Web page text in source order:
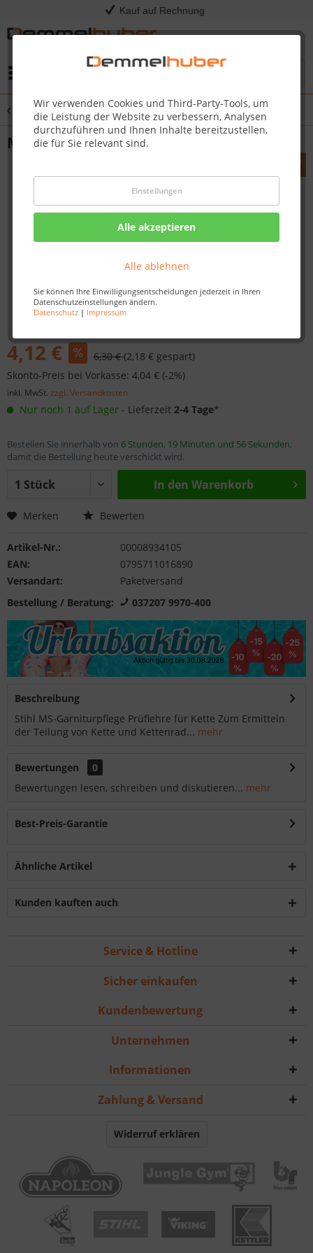
Kauf auf Rechnung
Wir verwenden Cookies und Third-Party-Tools, um
die Leistung der Website zu verbessern, Analysen
durchzuführen und Ihnen Inhalte bereitzustellen,
die für Sie relevant sind.
Einstellungen
Alle akzeptieren
Alle ablehnen
Sie können Ihre Einwilligungsentscheidungen jederzeit in Ihren
Datenschutzeinstellungen ändern.
Datenschutz| Impressum
Übersicht Werkzeug für die Garniturpflege
MS-Garniturpflege Prüflehre für Kette
4,12 € 6,30 €(2,18 € gespart)
Skonto-Preis bei Vorkasse: 4,04 € (-2%)
inkl. MwSt. zzgl. Versandkosten
Nur noch 1 auf Lager - Lieferzeit 2-4 Tage*
Bestellen Sie innerhalb von 6 Stunden, 19 Minuten und 56 Sekunden,
damit die Bestellung heute verschickt wird.
In den Warenkorb
Merken Bewerten
Artikel-Nr.:
00008934105
EAN:
0795711016890
Versandart:
Paketversand
Bestellung / Beratung:
037207 9970-400
Beschreibung
Stihl MS-Garniturpflege Prüflehre für Kette Zum Ermitteln
der Teilung von Kette und Kettenrad... mehr
Bewertungen
0
Bewertungen lesen, schreiben und diskutieren... mehr
Best-Preis-Garantie
Ähnliche Artikel
Kunden kauften auch
Service & Hotline
Sicher einkaufen
Kundenbewertung
Unternehmen
Informationen
Zahlung & Versand
Widerruf erklären